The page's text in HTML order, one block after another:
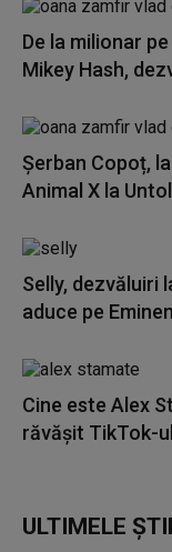
De la milionar
Mikey Hash,
Șerban Copoț,
Animal X la
Selly, dezvăluiri
aduce pe
Cine este Alex
răvășit TikTok-
ULTIMELE